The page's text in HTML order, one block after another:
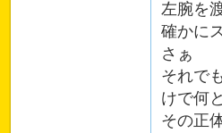
左腕を
確かに
さぁ
それで
けで何
その正